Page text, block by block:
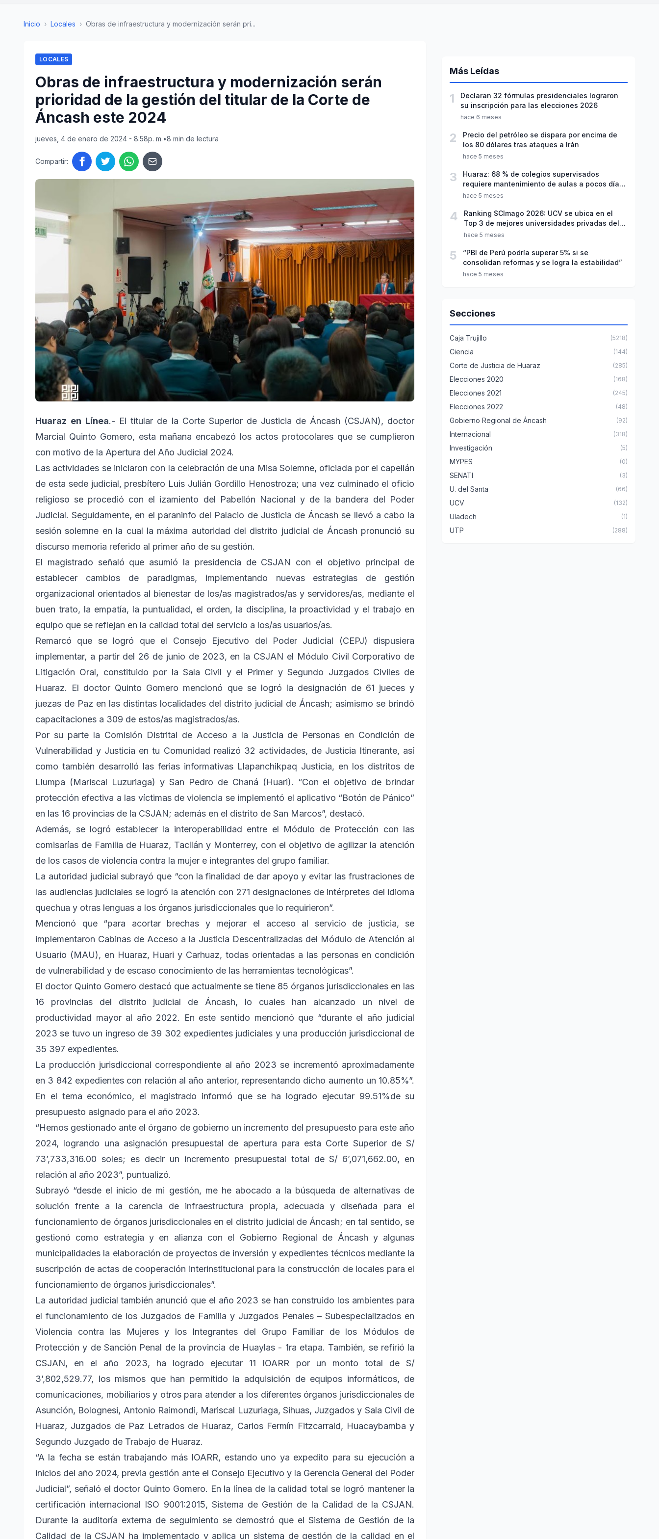
Inicio › Locales › Obras de infraestructura y modernización serán pri...
LOCALES
Obras de infraestructura y modernización serán
prioridad de la gestión del titular de la Corte de
Áncash este 2024
jueves, 4 de enero de 2024 - 8:58p. m.•8 min de lectura
Compartir:
Huaraz en Línea.- El titular de la Corte Superior de Justicia de Áncash (CSJAN), doctor
Marcial Quinto Gomero, esta mañana encabezó los actos protocolares que se cumplieron
con motivo de la Apertura del Año Judicial 2024.
Las actividades se iniciaron con la celebración de una Misa Solemne, oficiada por el capellán
de esta sede judicial, presbítero Luis Julián Gordillo Henostroza; una vez culminado el oficio
religioso se procedió con el izamiento del Pabellón Nacional y de la bandera del Poder
Judicial. Seguidamente, en el paraninfo del Palacio de Justicia de Áncash se llevó a cabo la
sesión solemne en la cual la máxima autoridad del distrito judicial de Áncash pronunció su
discurso memoria referido al primer año de su gestión.
El magistrado señaló que asumió la presidencia de CSJAN con el objetivo principal de
establecer cambios de paradigmas, implementando nuevas estrategias de gestión
organizacional orientados al bienestar de los/as magistrados/as y servidores/as, mediante el
buen trato, la empatía, la puntualidad, el orden, la disciplina, la proactividad y el trabajo en
equipo que se reflejan en la calidad total del servicio a los/as usuarios/as.
Remarcó que se logró que el Consejo Ejecutivo del Poder Judicial (CEPJ) dispusiera
implementar, a partir del 26 de junio de 2023, en la CSJAN el Módulo Civil Corporativo de
Litigación Oral, constituido por la Sala Civil y el Primer y Segundo Juzgados Civiles de
Huaraz. El doctor Quinto Gomero mencionó que se logró la designación de 61 jueces y
juezas de Paz en las distintas localidades del distrito judicial de Áncash; asimismo se brindó
capacitaciones a 309 de estos/as magistrados/as.
Por su parte la Comisión Distrital de Acceso a la Justicia de Personas en Condición de
Vulnerabilidad y Justicia en tu Comunidad realizó 32 actividades, de Justicia Itinerante, así
como también desarrolló las ferias informativas Llapanchikpaq Justicia, en los distritos de
Llumpa (Mariscal Luzuriaga) y San Pedro de Chaná (Huari). “Con el objetivo de brindar
protección efectiva a las víctimas de violencia se implementó el aplicativo “Botón de Pánico”
en las 16 provincias de la CSJAN; además en el distrito de San Marcos”, destacó.
Además, se logró establecer la interoperabilidad entre el Módulo de Protección con las
comisarías de Familia de Huaraz, Tacllán y Monterrey, con el objetivo de agilizar la atención
de los casos de violencia contra la mujer e integrantes del grupo familiar.
La autoridad judicial subrayó que “con la finalidad de dar apoyo y evitar las frustraciones de
las audiencias judiciales se logró la atención con 271 designaciones de intérpretes del idioma
quechua y otras lenguas a los órganos jurisdiccionales que lo requirieron”.
Mencionó que “para acortar brechas y mejorar el acceso al servicio de justicia, se
implementaron Cabinas de Acceso a la Justicia Descentralizadas del Módulo de Atención al
Usuario (MAU), en Huaraz, Huari y Carhuaz, todas orientadas a las personas en condición
de vulnerabilidad y de escaso conocimiento de las herramientas tecnológicas”.
El doctor Quinto Gomero destacó que actualmente se tiene 85 órganos jurisdiccionales en las
16 provincias del distrito judicial de Áncash, lo cuales han alcanzado un nivel de
productividad mayor al año 2022. En este sentido mencionó que “durante el año judicial
2023 se tuvo un ingreso de 39 302 expedientes judiciales y una producción jurisdiccional de
35 397 expedientes.
La producción jurisdiccional correspondiente al año 2023 se incrementó aproximadamente
en 3 842 expedientes con relación al año anterior, representando dicho aumento un 10.85%”.
En el tema económico, el magistrado informó que se ha logrado ejecutar 99.51%de su
presupuesto asignado para el año 2023.
“Hemos gestionado ante el órgano de gobierno un incremento del presupuesto para este año
2024, logrando una asignación presupuestal de apertura para esta Corte Superior de S/
73’,733,316.00 soles; es decir un incremento presupuestal total de S/ 6’,071,662.00, en
relación al año 2023”, puntualizó.
Subrayó “desde el inicio de mi gestión, me he abocado a la búsqueda de alternativas de
solución frente a la carencia de infraestructura propia, adecuada y diseñada para el
funcionamiento de órganos jurisdiccionales en el distrito judicial de Áncash; en tal sentido, se
gestionó como estrategia y en alianza con el Gobierno Regional de Áncash y algunas
municipalidades la elaboración de proyectos de inversión y expedientes técnicos mediante la
suscripción de actas de cooperación interinstitucional para la construcción de locales para el
funcionamiento de órganos jurisdiccionales”.
La autoridad judicial también anunció que el año 2023 se han construido los ambientes para
el funcionamiento de los Juzgados de Familia y Juzgados Penales – Subespecializados en
Violencia contra las Mujeres y los Integrantes del Grupo Familiar de los Módulos de
Protección y de Sanción Penal de la provincia de Huaylas - 1ra etapa. También, se refirió la
CSJAN, en el año 2023, ha logrado ejecutar 11 IOARR por un monto total de S/
3’,802,529.77, los mismos que han permitido la adquisición de equipos informáticos, de
comunicaciones, mobiliarios y otros para atender a los diferentes órganos jurisdiccionales de
Asunción, Bolognesi, Antonio Raimondi, Mariscal Luzuriaga, Sihuas, Juzgados y Sala Civil de
Huaraz, Juzgados de Paz Letrados de Huaraz, Carlos Fermín Fitzcarrald, Huacaybamba y
Segundo Juzgado de Trabajo de Huaraz.
“A la fecha se están trabajando más IOARR, estando uno ya expedito para su ejecución a
inicios del año 2024, previa gestión ante el Consejo Ejecutivo y la Gerencia General del Poder
Judicial”, señaló el doctor Quinto Gomero. En la línea de la calidad total se logró mantener la
certificación internacional ISO 9001:2015, Sistema de Gestión de la Calidad de la CSJAN.
Durante la auditoría externa de seguimiento se demostró que el Sistema de Gestión de la
Calidad de la CSJAN ha implementado y aplica un sistema de gestión de la calidad en el
Más Leídas
1
Declaran 32 fórmulas presidenciales lograron
su inscripción para las elecciones 2026
hace 6 meses
2
Precio del petróleo se dispara por encima de
los 80 dólares tras ataques a Irán
hace 5 meses
3
Huaraz: 68 % de colegios supervisados
requiere mantenimiento de aulas a pocos días
de inicio del año escolar 2026
hace 5 meses
4
Ranking SCImago 2026: UCV se ubica en el
Top 3 de mejores universidades privadas del
Perú
hace 5 meses
5
“PBI de Perú podría superar 5% si se
consolidan reformas y se logra la estabilidad”
hace 5 meses
Secciones
Caja Trujillo (5218)
Ciencia (144)
Corte de Justicia de Huaraz (285)
Elecciones 2020 (168)
Elecciones 2021 (245)
Elecciones 2022 (48)
Gobierno Regional de Áncash (92)
Internacional (318)
Investigación (5)
MYPES (0)
SENATI (3)
U. del Santa (66)
UCV (132)
Uladech (1)
UTP (288)